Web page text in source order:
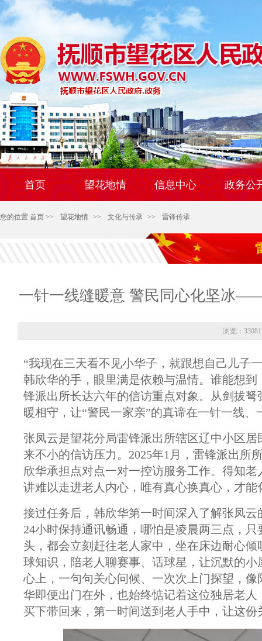
首页 望花地情 信息中心 政务公
您的位置:首页 >> 望花地情 >> 文化与传承 >> 雷锋传承
一针一线缝暖意 警民同心化坚冰
浏览：
“我现在三天看不见小华子，就跟想自己儿子
韩欣华的手，眼里满是依赖与温情。谁能想
锋派出所长达六年的信访重点对象。从剑拔
暖相守，让“警民一家亲”的真谛在一针一线
张凤云是望花分局雷锋派出所辖区辽中小区
来不小的信访压力。2025年1月，雷锋派出所
欣华承担点对点一对一控访服务工作。得知
讲难以走进老人内心，唯有真心换真心，才能
接过任务后，韩欣华第一时间深入了解张凤
24小时保持通讯畅通，哪怕是凌晨两三点，
头，都会立刻赶往老人家中，坐在床边耐心
球知识，陪老人聊赛事、话球星，让沉默的
心上，一句句关心问候、一次次上门探望，
华即便出门在外，也始终惦记着这位独居老
买下带回来，第一时间送到老人手中，让这